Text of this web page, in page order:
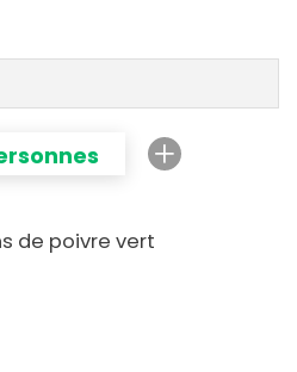
de poivre vert